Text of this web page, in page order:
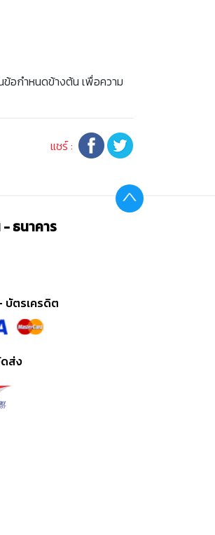
ข้อกำหนดข้างต้น เพื่อความ
แชร์ :
- ธนาคาร
บัตรเครดิต
ส่ง